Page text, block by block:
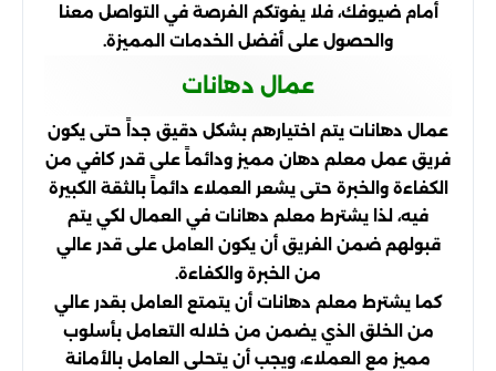
أمام ضيوفك، فلا يفوتكم الفرصة في التواصل معنا
والحصول على أفضل الخدمات المميزة.
عمال دهانات
عمال دهانات يتم اختيارهم بشكل دقيق جداً حتى يكون
فريق عمل معلم دهان مميز ودائماً على قدر كافي من
الكفاءة والخبرة حتى يشعر العملاء دائماً بالثقة الكبيرة
فيه، لذا يشترط معلم دهانات في العمال لكي يتم
قبولهم ضمن الفريق أن يكون العامل على قدر عالي
من الخبرة والكفاءة.
كما يشترط معلم دهانات أن يتمتع العامل بقدر عالي
من الخلق الذي يضمن من خلاله التعامل بأسلوب
مميز مع العملاء، ويجب أن يتحلى العامل بالأمانة